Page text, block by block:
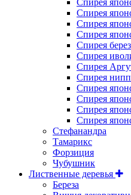
Спирея
Спирея
Спирея
Спирея
Спирея
Спирея
Спирея
Спирея
Спирея
Спирея
Спирея
Спирея
Стефанандра
Тамарикс
Форзиция
Чубушник
Лиственные деревья
Береза